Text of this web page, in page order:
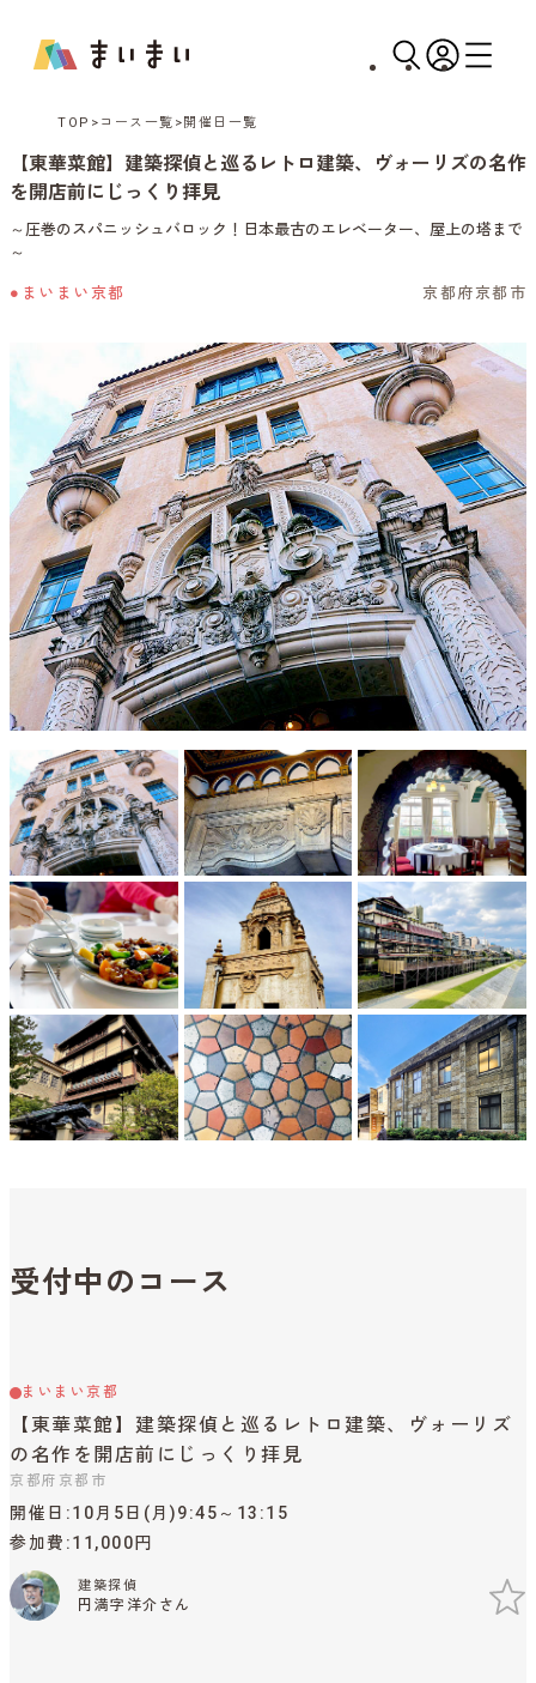
TOP コース一覧 開催日一覧
【東華菜館】建築探偵と巡るレトロ建築、ヴォーリズの名作
を開店前にじっくり拝見
～圧巻のスパニッシュバロック！日本最古のエレベーター、屋上の塔まで
～
●まいまい京都 京都府京都市
受付中のコース
まいまい京都
【東華菜館】建築探偵と巡るレトロ建築、ヴォーリズ
の名作を開店前にじっくり拝見
京都府京都市
開催日
10月5日(月)9:45～13:15
参加費 11,000円
建築探偵
円満字洋介さん